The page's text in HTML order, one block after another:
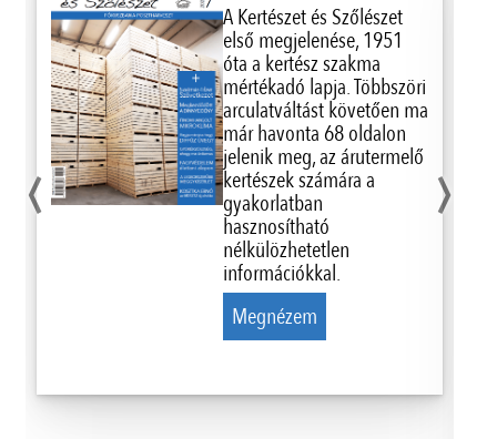
A Kertészet és Szőlészet
első megjelenése, 1951
óta a kertész szakma
mértékadó lapja. Többszöri
arculatváltást követően ma
már havonta 68 oldalon
jelenik meg, az árutermelő
kertészek számára a
gyakorlatban
hasznosítható
nélkülözhetetlen
információkkal.
Megnézem
‹ ›